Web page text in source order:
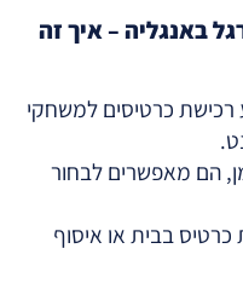
באנגליה – איך זה
לבצע רכישת כרטיסים למשחקי
הם מאפשרים לבחור
בבית או איסוף